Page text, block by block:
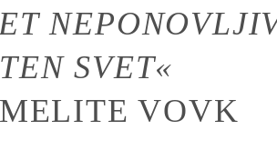
SVET«
VOVK